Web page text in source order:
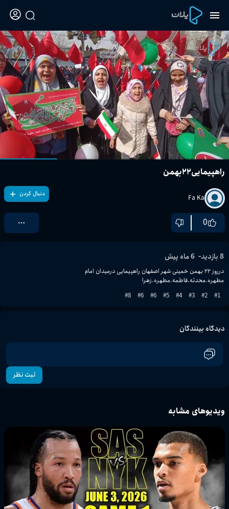
راهپیمایی۲۲بهمن
Fa Ka دنبال کردن
0
8بازدید- 6 ماه پیش
مطهره.محدثه.فاطمه.مطهره.زهرا
1
2
3
4
5
6
6
8
دیدگاه بینندگان
ثبت نظر
ویدیوهای مشابه